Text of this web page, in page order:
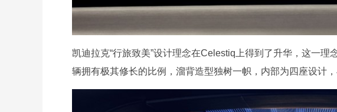
凯迪拉克“行旅致美”设计理念在Celestiq上得到了升华，这一
辆拥有极其修长的比例，溜背造型独树一帜，内部为四座设计，